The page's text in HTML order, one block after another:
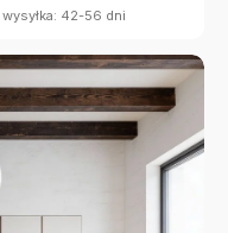
wysyłka: 42-56 dni